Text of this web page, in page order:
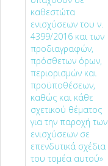
καθεστώτα
ενισχύσεων του ν.
4399/2016 και των
προδιαγραφών,
πρόσθετων όρων,
περιορισμών και
προϋποθέσεων,
καθώς και κάθε
σχετικού θέματος
για την παροχή των
ενισχύσεων σε
επενδυτικά σχέδια
του τομέα αυτού»